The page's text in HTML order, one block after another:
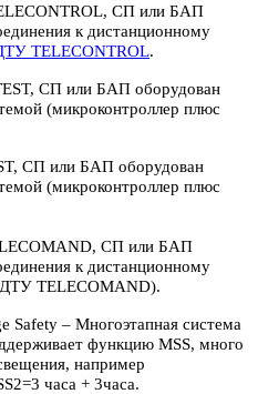
СП или БАП
к дистанционному
TELECONTROL.
СП или БАП оборудован
(микроконтроллер плюс
СП или БАП оборудован
(микроконтроллер плюс
СП или БАП
к дистанционному
TELECOMAND).
Safety – Многоэтапная система
функцию MSS, много
например
часа + 3часа.